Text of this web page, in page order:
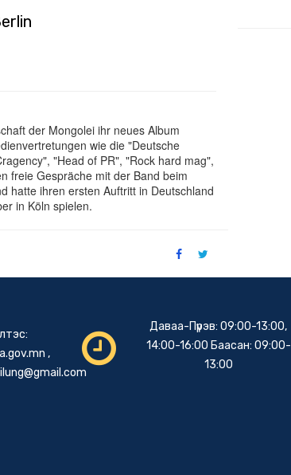
der Mongolei ihr neues Album
wie die "Deutsche
"Head of PR", "Rock hard mag",
freie Gespräche mit der Band beim
hatte ihren ersten Auftritt in Deutschland
in Köln spielen.
,
Даваа-Пүрэв: 09:00-13:00,
14:00-16:00 Баасан: 09:00-
13:00